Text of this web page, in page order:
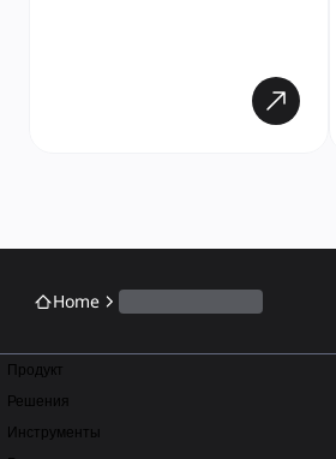
Home
Продукт
Решения
Инструменты